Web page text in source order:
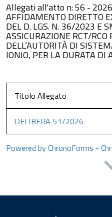
Allegati all'atto n: 56 -
AFFIDAMENTO DIRETTO
DEL D. LGS. N. 36/2023 E
ASSICURAZIONE RCT/RCO
DELL’AUTORITÀ DI
IONIO, PER LA DURATA DI
Titolo Allegato
DELIBERA 51/2026
Powered by ChronoForms -